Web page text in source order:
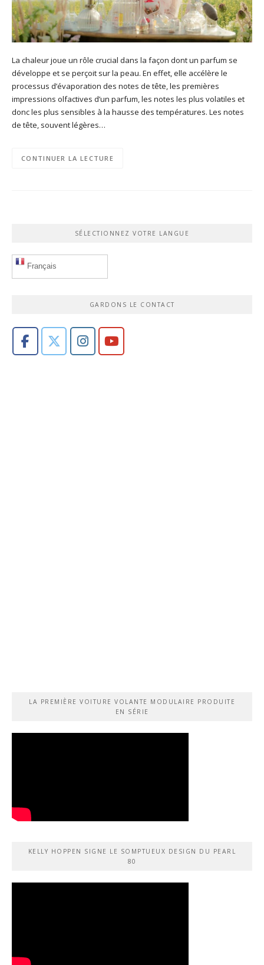
La chaleur joue un rôle crucial dans la façon dont un parfum se
développe et se perçoit sur la peau. En effet, elle accélère le
processus d’évaporation des notes de tête, les premières
impressions olfactives d’un parfum, les notes les plus volatiles et
donc les plus sensibles à la hausse des températures. Les notes
de tête, souvent légères…
CONTINUER LA LECTURE
SÉLECTIONNEZ VOTRE LANGUE
Français
GARDONS LE CONTACT
LA PREMIÈRE VOITURE VOLANTE MODULAIRE PRODUITE
EN SÉRIE
KELLY HOPPEN SIGNE LE SOMPTUEUX DESIGN DU PEARL
80